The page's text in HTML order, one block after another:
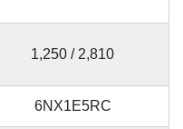
1,250 / 2,810
6NX1E5RC